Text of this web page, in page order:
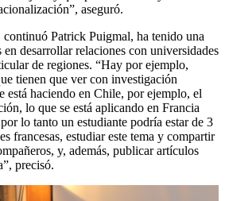
aseguró.
Patrick Puigmal, ha tenido una
desarrollar relaciones con universidades
de regiones. “Hay por ejemplo,
tienen que ver con investigación
está haciendo en Chile, por ejemplo, el
lo que se está aplicando en Francia
lo tanto un estudiante podría estar de 3
francesas, estudiar este tema y compartir
y, además, publicar artículos
precisó.